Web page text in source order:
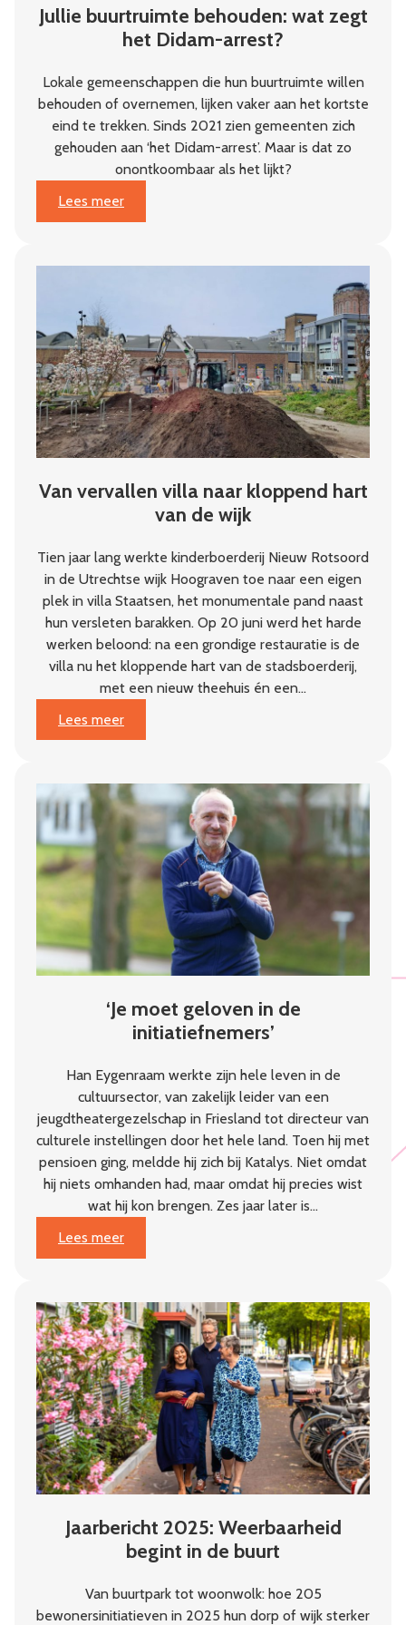
Jullie buurtruimte behouden: wat zegt
het Didam-arrest?
Lokale gemeenschappen die hun buurtruimte willen
behouden of overnemen, lijken vaker aan het kortste
eind te trekken. Sinds 2021 zien gemeenten zich
gehouden aan ‘het Didam-arrest’. Maar is dat zo
onontkoombaar als het lijkt?
Lees meer
:
Jullie
behouden:
zegt
het
Didam-
arrest?
Van vervallen villa naar kloppend hart
van de wijk
Tien jaar lang werkte kinderboerderij Nieuw Rotsoord
in de Utrechtse wijk Hoograven toe naar een eigen
plek in villa Staatsen, het monumentale pand naast
hun versleten barakken. Op 20 juni werd het harde
werken beloond: na een grondige restauratie is de
villa nu het kloppende hart van de stadsboerderij,
met een nieuw theehuis én een…
Lees meer
:
Van
villa
naar
kloppend
hart
van
de
‘Je moet geloven in de
initiatiefnemers’
Han Eygenraam werkte zijn hele leven in de
cultuursector, van zakelijk leider van een
jeugdtheatergezelschap in Friesland tot directeur van
culturele instellingen door het hele land. Toen hij met
pensioen ging, meldde hij zich bij Katalys. Niet omdat
hij niets omhanden had, maar omdat hij precies wist
wat hij kon brengen. Zes jaar later is…
Lees meer
:
‘Je
geloven
in
de
initiatiefnemers’
Jaarbericht 2025: Weerbaarheid
begint in de buurt
Van buurtpark tot woonwolk: hoe 205
bewonersinitiatieven in 2025 hun dorp of wijk sterker